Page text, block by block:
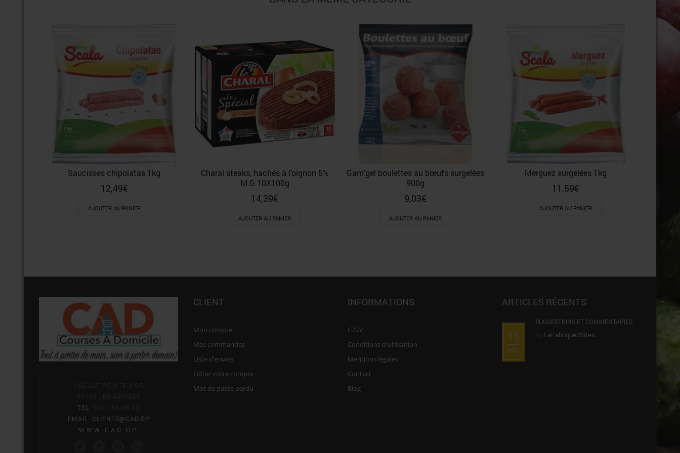
Saucisses chipolatas 1kg
12,49€
AJOUTER AU PANIER
Charal steaks, hachés à l’oignon 5%
M.G 10X100g
14,39€
AJOUTER AU PANIER
Gam’gel boulettes au bœufs surgelées
900g
9,03€
AJOUTER AU PANIER
Merguez surgelées 1kg
11,59€
AJOUTER AU PANIER
TEL
EMAIL
CLIENTS@CAD.GP
WWW.CAD.GP
CLIENT
Mon compte
Mes commandes
Liste d'envies
Editer votre compte
Mot de passe perdu
INFORMATIONS
C.G.V.
Conditions d'utilisation
Mentions légales
Contact
Blog
ARTICLES RÉCENTS
15
MAI
SUGGESTIONS ET COMMENTAIRES
LaFabrique2Sites